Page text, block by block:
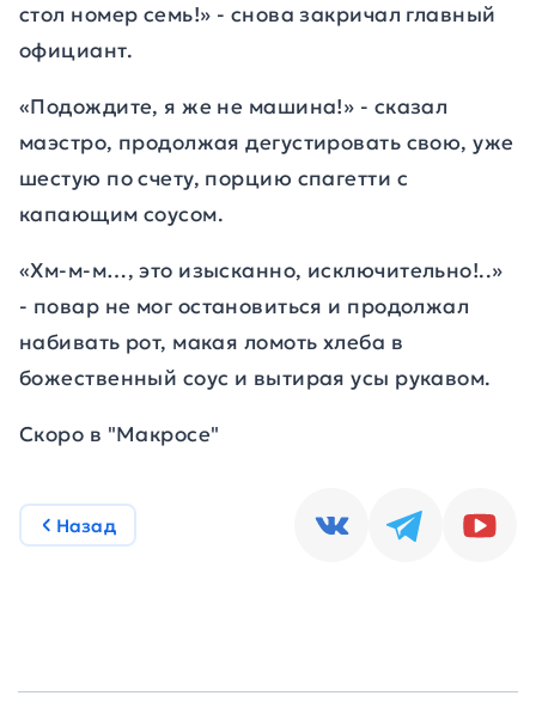
стол номер семь!» - снова закричал главный
официант.
«Подождите, я же не машина!» - сказал
маэстро, продолжая дегустировать свою, уже
шестую по счету, порцию спагетти с
капающим соусом.
«Хм-м-м…, это изысканно, исключительно!..»
- повар не мог остановиться и продолжал
набивать рот, макая ломоть хлеба в
божественный соус и вытирая усы рукавом.
Скоро в "Макросе"
Назад